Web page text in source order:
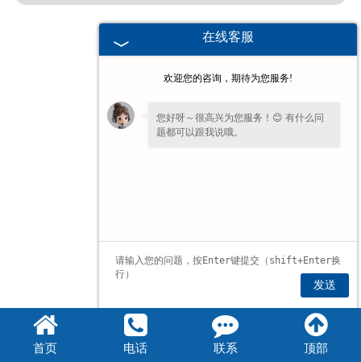
首页 电话 联系 顶部
在线客服
欢迎您的咨询，期待为您服务!
您好呀～很高兴为您服务！😊 有什么问
题都可以跟我说哦。
发送